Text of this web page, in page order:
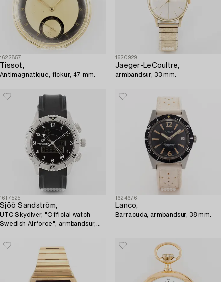
1622857
Tissot,
Antimagnatique, fickur, 47 mm.
1620929
Jaeger-LeCoultre,
armbandsur, 33 mm.
1617525
Sjöö Sandström,
UTC Skydiver, "Official watch
Swedish Airforce", armbandsur,
1624676
Lanco,
Barracuda, armbandsur, 38 mm.